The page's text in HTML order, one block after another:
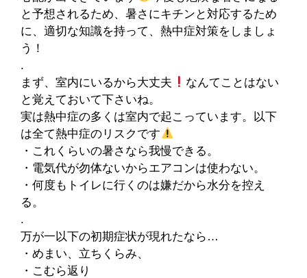
と予想されるため、暑さにキチンと対応するため
に、適切な知識を持って、熱中症対策をしましょ
う！
.
まず、室内にいるから大丈夫
なんてことはない
と覚えておいて下さいね。
実は熱中症の多くは室内で起こっています。以下
は全て熱中症のリスクです
・これくらいの暑さなら我慢できる。
・電気代が勿体ないからエアコンは使わない。
・何度もトイレに行くのは嫌だから水分を控え
る。
.
万が一以下の初期症状が現れたなら…
・めまい、立ちくらみ、
・こむら返り